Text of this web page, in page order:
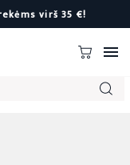
virš 35 €!
